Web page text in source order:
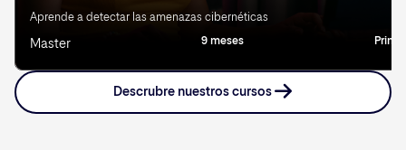
Aprende a detectar las amenazas cibernéticas
Master 9 meses
Descrubre nuestros cursos